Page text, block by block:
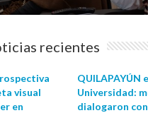
recientes
visual
en
QUILAPAYÚN
Universidad:
dialogaron